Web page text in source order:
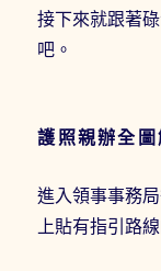
接下來就跟著
吧。
護照親辦全圖
進入領事事務
上貼有指引路